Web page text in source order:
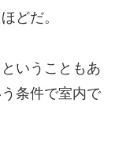
どだ。
いうこともあ
条件で室内で